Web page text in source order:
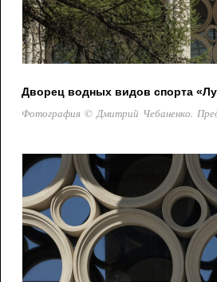
Дворец водных видов спорта
Фотография © Дмитрий Чебаненко.